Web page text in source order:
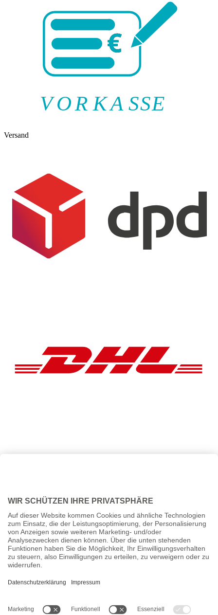
VOR KA SSE
Versand
ggf. Nachnahmegebühren, wenn nicht anders angegeben.